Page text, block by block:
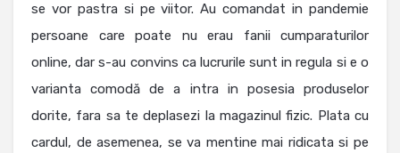
se vor pastra si pe viitor. Au comandat in pandemie
persoane care poate nu erau fanii cumparaturilor
online, dar s-au convins ca lucrurile sunt in regula si e o
varianta comodă de a intra in posesia produselor
dorite, fara sa te deplasezi la magazinul fizic. Plata cu
cardul, de asemenea, se va mentine mai ridicata si pe